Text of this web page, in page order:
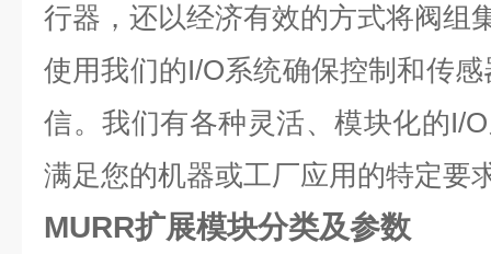
行器，还以经济有效的方式将阀组
使用我们的I/O系统确保控制和传
信。我们有各种灵活、模块化的I/
满足您的机器或工厂应用的特定要
MURR扩展模块分类及参数